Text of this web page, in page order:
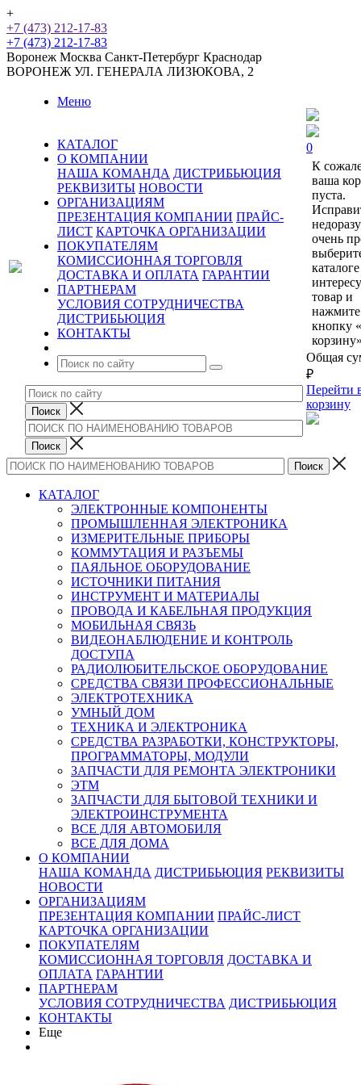
+
+7 (473) 212-17-83
+7 (473) 212-17-83
Воронеж Москва Санкт-Петербург Краснодар
ВОРОНЕЖ УЛ. ГЕНЕРАЛА ЛИЗЮКОВА, 2
Меню
КАТАЛОГ
О КОМПАНИИ
НАША КОМАНДА ДИСТРИБЬЮЦИЯ
РЕКВИЗИТЫ НОВОСТИ
ОРГАНИЗАЦИЯМ
ПРЕЗЕНТАЦИЯ КОМПАНИИ ПРАЙС-
ЛИСТ КАРТОЧКА ОРГАНИЗАЦИИ
ПОКУПАТЕЛЯМ
КОМИССИОННАЯ ТОРГОВЛЯ
ДОСТАВКА И ОПЛАТА ГАРАНТИИ
ПАРТНЕРАМ
УСЛОВИЯ СОТРУДНИЧЕСТВА
ДИСТРИБЬЮЦИЯ
КОНТАКТЫ
0
К
ваша
пуста.
очень
каталоге
товар и
нажмите
кнопку
Общая
₽
Перейти
корзину
КАТАЛОГ
ЭЛЕКТРОННЫЕ КОМПОНЕНТЫ
ПРОМЫШЛЕННАЯ ЭЛЕКТРОНИКА
ИЗМЕРИТЕЛЬНЫЕ ПРИБОРЫ
КОММУТАЦИЯ И РАЗЪЕМЫ
ПАЯЛЬНОЕ ОБОРУДОВАНИЕ
ИСТОЧНИКИ ПИТАНИЯ
ИНСТРУМЕНТ И МАТЕРИАЛЫ
ПРОВОДА И КАБЕЛЬНАЯ ПРОДУКЦИЯ
МОБИЛЬНАЯ СВЯЗЬ
ВИДЕОНАБЛЮДЕНИЕ И КОНТРОЛЬ
ДОСТУПА
РАДИОЛЮБИТЕЛЬСКОЕ ОБОРУДОВАНИЕ
СРЕДСТВА СВЯЗИ ПРОФЕССИОНАЛЬНЫЕ
ЭЛЕКТРОТЕХНИКА
УМНЫЙ ДОМ
ТЕХНИКА И ЭЛЕКТРОНИКА
СРЕДСТВА РАЗРАБОТКИ, КОНСТРУКТОРЫ,
ПРОГРАММАТОРЫ, МОДУЛИ
ЗАПЧАСТИ ДЛЯ РЕМОНТА ЭЛЕКТРОНИКИ
ЭТМ
ЗАПЧАСТИ ДЛЯ БЫТОВОЙ ТЕХНИКИ И
ЭЛЕКТРОИНСТРУМЕНТА
ВСЕ ДЛЯ АВТОМОБИЛЯ
ВСЕ ДЛЯ ДОМА
О КОМПАНИИ
НАША КОМАНДА ДИСТРИБЬЮЦИЯ РЕКВИЗИТЫ
НОВОСТИ
ОРГАНИЗАЦИЯМ
ПРЕЗЕНТАЦИЯ КОМПАНИИ ПРАЙС-ЛИСТ
КАРТОЧКА ОРГАНИЗАЦИИ
ПОКУПАТЕЛЯМ
КОМИССИОННАЯ ТОРГОВЛЯ ДОСТАВКА И
ОПЛАТА ГАРАНТИИ
ПАРТНЕРАМ
УСЛОВИЯ СОТРУДНИЧЕСТВА ДИСТРИБЬЮЦИЯ
КОНТАКТЫ
Еще